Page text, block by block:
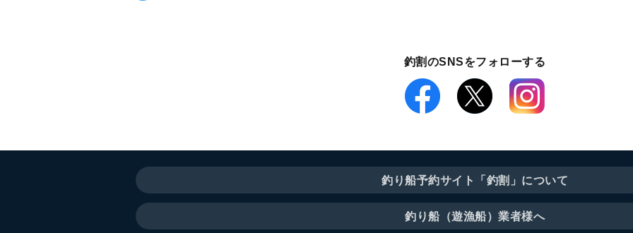
釣割のSNSをフォローする
釣り船予約サイト「釣割」について
釣り船（遊漁船）業者様へ